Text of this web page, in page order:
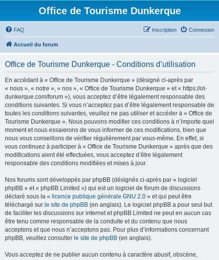
Office de Tourisme Dunkerque
FAQ Connexion
Inscription
Accueil du forum
Office de Tourisme Dunkerque - Conditions d’utilisation
En accédant à « Office de Tourisme Dunkerque » (désigné ci-après par
« nous », « notre », « nos », « Office de Tourisme Dunkerque » et « https://ot-
dunkerque.com/forum »), vous acceptez d’être légalement responsable des
conditions suivantes. Si vous n’acceptez pas d’être légalement responsable de
toutes les conditions suivantes, veuillez ne pas utiliser et accéder à « Office de
Tourisme Dunkerque ». Nous pouvons modifier ces conditions à n’importe quel
moment et nous essaierons de vous informer de ces modifications, bien que
nous vous conseillons de vérifier régulièrement par vous-même. En effet, si
vous continuez à participer à « Office de Tourisme Dunkerque » après que des
modifications aient été effectuées, vous acceptez d’être légalement
responsable des conditions modifiées et mises à jour.
Nos forums sont développés par phpBB (désignés ci-après par « logiciel
phpBB » et « phpBB Limited ») qui est un logiciel de forum de discussions
déclaré sous la « licence publique générale GNU 2.0 » et qui peut être
téléchargé sur le site de phpBB (en anglais). Le logiciel phpBB a pour seul but
de faciliter les discussions sur internet et phpBB Limited ne peut en aucun cas
être tenu comme responsable de la conduite et du contenu que nous
acceptons et que nous n’acceptons pas. Pour plus d’informations concernant
phpBB, veuillez consulter le site de phpBB (en anglais).
Vous acceptez de ne publier aucun contenu à caractère abusif, obscène,